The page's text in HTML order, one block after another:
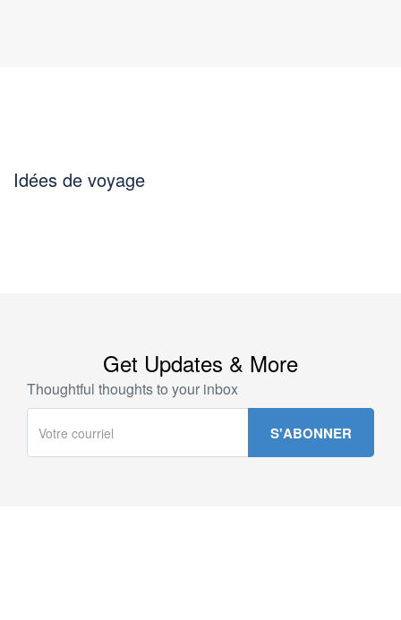
Idées de voyage
Get Updates & More
Thoughtful thoughts to your inbox